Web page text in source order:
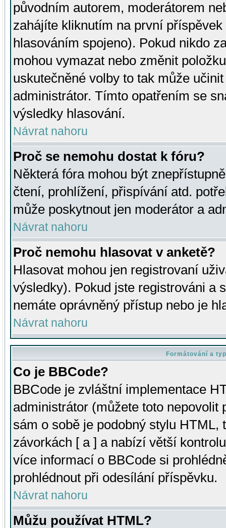
původním autorem, moderátorem
zahájíte kliknutím na první
hlasováním spojeno). Pokud nikdo
mohou vymazat nebo změnit
uskutečněné volby to tak může
administrátor. Tímto opatřením se
výsledky hlasování.
Návrat nahoru
Proč se nemohu dostat k fóru?
Některá fóra mohou být
čtení, prohlížení, přispívání atd.
může poskytnout jen moderátor a
Návrat nahoru
Proč nemohu hlasovat v anketě?
Hlasovat mohou jen registrovaní
výsledky). Pokud jste registrováni a
nemáte oprávněný přístup nebo je
Návrat nahoru
Formátování a
Co je BBCode?
BBCode je zvláštní implementace
administrátor (můžete toto
sám o sobě je podobný stylu HTML,
závorkách [ a ] a nabízí větší
více informací o BBCode si
prohlédnout při odesílání příspěvku.
Návrat nahoru
Můžu používat HTML?